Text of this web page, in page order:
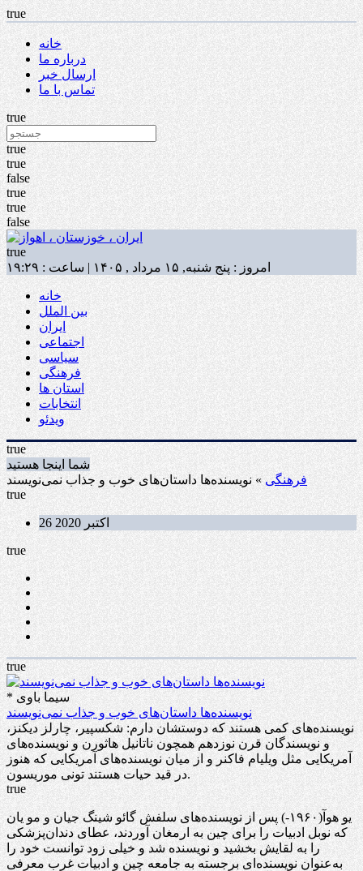
true
خانه
درباره ما
ارسال خبر
تماس با ما
true
true
true
false
true
true
false
true
امروز : پنج شنبه, ۱۵ مرداد , ۱۴۰۵ | ساعت : ۱۹:۲۹
خانه
بین الملل
ایران
اجتماعی
سیاسی
فرهنگی
استان ها
انتخابات
ویدئو
true
شما اینجا هستید
فرهنگی » نویسنده‌ها داستان‌های خوب و جذاب نمی‌نویسند
true
26 اکتبر 2020
true
true
* سیما باوی
نویسنده‌ها داستان‌های خوب و جذاب نمی‌نویسند
نویسنده‌های کمی هستند که دوستشان دارم: شکسپیر، چارلز دیکنز،
و نویسندگان قرن نوزدهم همچون ناتانیل هاثورن و نویسنده‌های
آمریکایی مثل ویلیام فاکنر و از میان نویسنده‌های آمریکایی که هنوز
در قید حیات هستند تونی موریسون.
true
یو هوآ(۱۹۶۰-) پس از نویسنده‌های سلفش گائو شینگ جیان و مو یان
که نوبل ادبیات را برای چین به ارمغان آوردند، عطای دندان‌پزشکی
را به لقایش بخشید و نویسنده شد و خیلی زود توانست خود را
به‌عنوان نویسنده‌ای برجسته به جامعه چین و ادبیات غرب معرفی